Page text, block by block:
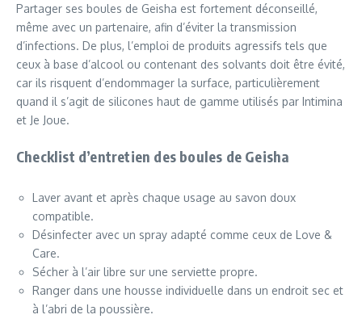
Partager ses boules de Geisha est fortement déconseillé,
même avec un partenaire, afin d’éviter la transmission
d’infections. De plus, l’emploi de produits agressifs tels que
ceux à base d’alcool ou contenant des solvants doit être évité,
car ils risquent d’endommager la surface, particulièrement
quand il s’agit de silicones haut de gamme utilisés par Intimina
et Je Joue.
Checklist d’entretien des boules de Geisha
Laver avant et après chaque usage au savon doux
compatible.
Désinfecter avec un spray adapté comme ceux de Love &
Care.
Sécher à l’air libre sur une serviette propre.
Ranger dans une housse individuelle dans un endroit sec et
à l’abri de la poussière.